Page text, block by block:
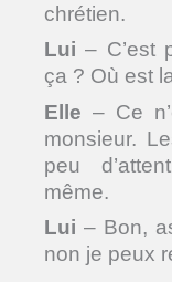
chrétien.
Lui – C’est
ça ? Où est
Elle – Ce
monsieur.
peu
même.
Lui – Bon,
non je peux